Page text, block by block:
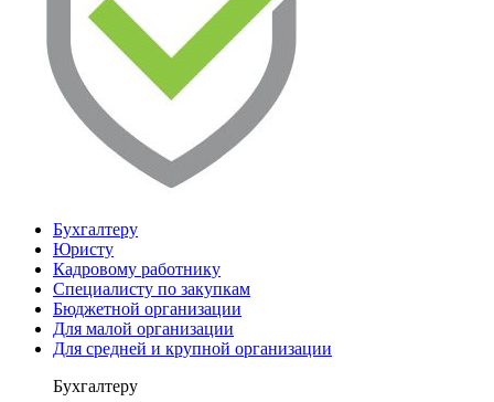
Бухгалтеру
Юристу
Кадровому работнику
Специалисту по закупкам
Бюджетной организации
Для малой организации
Для средней и крупной организации
Бухгалтеру